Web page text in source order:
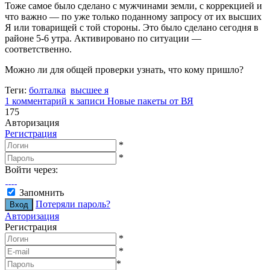
Тоже самое было сделано с мужчинами земли, с коррекцией и
что важно — по уже только поданному запросу от их высших
Я или товарищей с той стороны. Это было сделано сегодня в
районе 5-6 утра. Активировано по ситуации —
соответственно.
Можно ли для общей проверки узнать, что кому пришло?
Теги: болталка высшее я
1 комментарий к записи Новые пакеты от ВЯ
175
Авторизация
Регистрация
*
*
Войти через:
Запомнить
Потеряли пароль?
Авторизация
Регистрация
*
*
*